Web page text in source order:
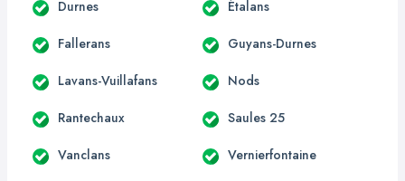
Durnes Étalans
Fallerans Guyans-Durnes
Lavans-Vuillafans Nods
Rantechaux Saules 25
Vanclans Vernierfontaine